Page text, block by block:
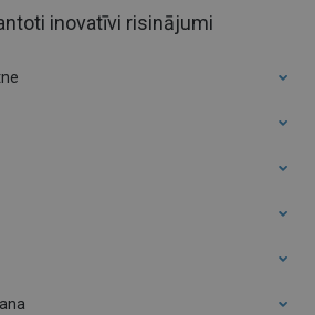
inovatīvi risinājumi